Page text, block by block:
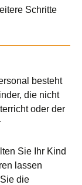
Schritte
besteht
die nicht
oder der
Sie Ihr Kind
lassen
die